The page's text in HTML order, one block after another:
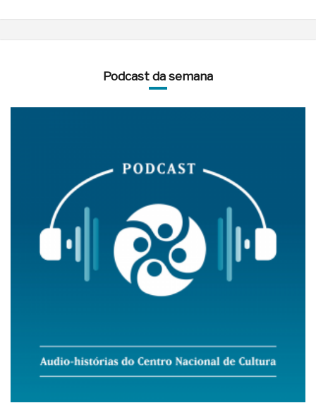
Podcast da semana